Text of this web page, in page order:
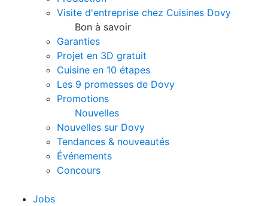
Visite d'entreprise chez Cuisines Dovy
Bon à savoir
Garanties
Projet en 3D gratuit
Cuisine en 10 étapes
Les 9 promesses de Dovy
Promotions
Nouvelles
Nouvelles sur Dovy
Tendances & nouveautés
Événements
Concours
Jobs